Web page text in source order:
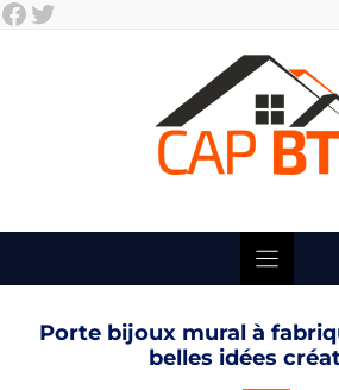
Skip
Facebook Twitter
Porte bijoux mural à
belles idées